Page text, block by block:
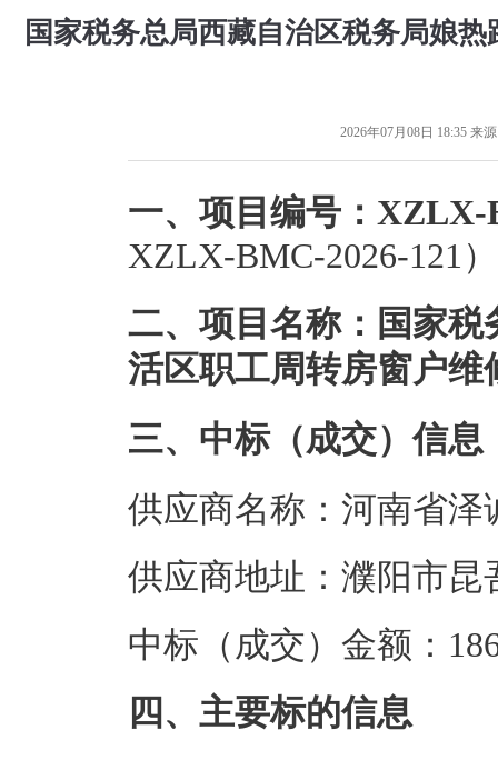
国家税务总局西藏自治区税务局娘
2026年07月08日 18:35 来
一、项目编号：XZLX-
XZLX-BMC-2026-121）
二、项目名称：国家
活区职工周转房窗户维
三、中标（成交）信息
供应商名称：河南省
供应商地址：濮阳市昆
中标（成交）金额：
四、主要标的信息